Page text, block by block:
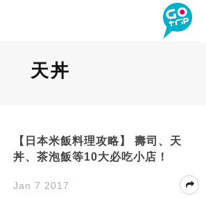
天丼
【日本米飯料理攻略】 壽司、天
丼、茶泡飯等10大必吃小店！
Jan 7 2017